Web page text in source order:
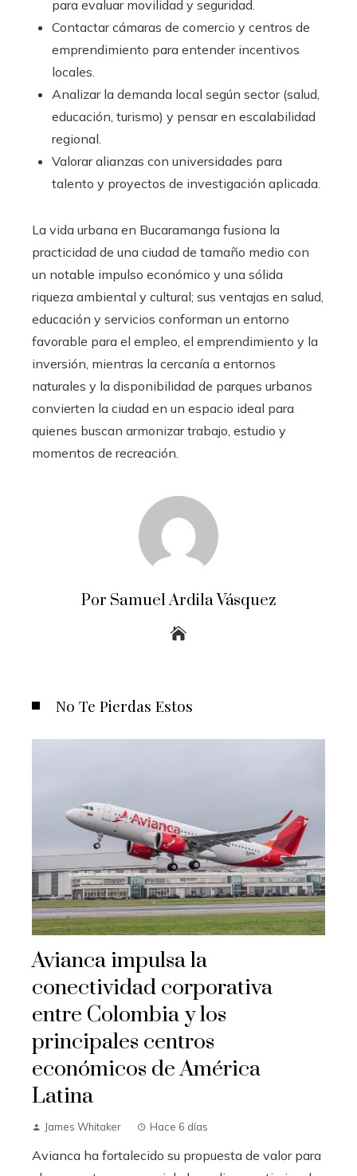
para evaluar movilidad y seguridad.
Contactar cámaras de comercio y centros de
emprendimiento para entender incentivos
locales.
Analizar la demanda local según sector (salud,
educación, turismo) y pensar en escalabilidad
regional.
Valorar alianzas con universidades para
talento y proyectos de investigación aplicada.
La vida urbana en Bucaramanga fusiona la
practicidad de una ciudad de tamaño medio con
un notable impulso económico y una sólida
riqueza ambiental y cultural; sus ventajas en salud,
educación y servicios conforman un entorno
favorable para el empleo, el emprendimiento y la
inversión, mientras la cercanía a entornos
naturales y la disponibilidad de parques urbanos
convierten la ciudad en un espacio ideal para
quienes buscan armonizar trabajo, estudio y
momentos de recreación.
Por Samuel Ardila Vásquez
No Te Pierdas Estos
Avianca impulsa la
conectividad corporativa
entre Colombia y los
principales centros
económicos de América
Latina
James Whitaker Hace 6 días
Avianca ha fortalecido su propuesta de valor para